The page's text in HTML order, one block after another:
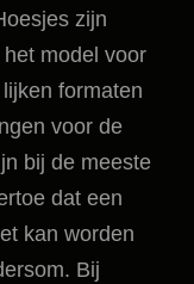
zijn
model voor
formaten
voor de
bij de meeste
dat een
kan worden
Bij